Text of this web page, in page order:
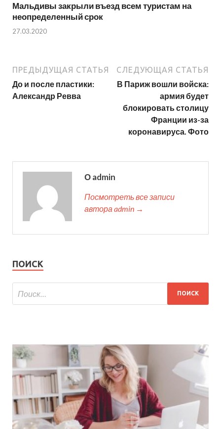
Мальдивы закрыли въезд всем туристам на
неопределенный срок
27.03.2020
ПРЕДЫДУЩАЯ СТАТЬЯ
До и после пластики:
Александр Ревва
СЛЕДУЮЩАЯ СТАТЬЯ
В Париж вошли войска:
армия будет
блокировать столицу
Франции из-за
коронавируса. Фото
О admin
Посмотреть все записи
автора admin →
ПОИСК